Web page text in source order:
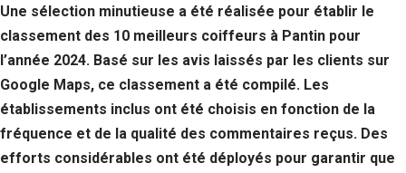
Une sélection minutieuse a été réalisée pour établir le
classement des 10 meilleurs coiffeurs à Pantin pour
l’année 2024. Basé sur les avis laissés par les clients sur
Google Maps, ce classement a été compilé. Les
établissements inclus ont été choisis en fonction de la
fréquence et de la qualité des commentaires reçus. Des
efforts considérables ont été déployés pour garantir que